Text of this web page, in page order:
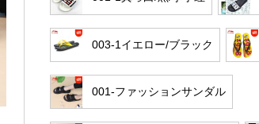
003-1イエロー/ブラック
001-ファッションサンダル